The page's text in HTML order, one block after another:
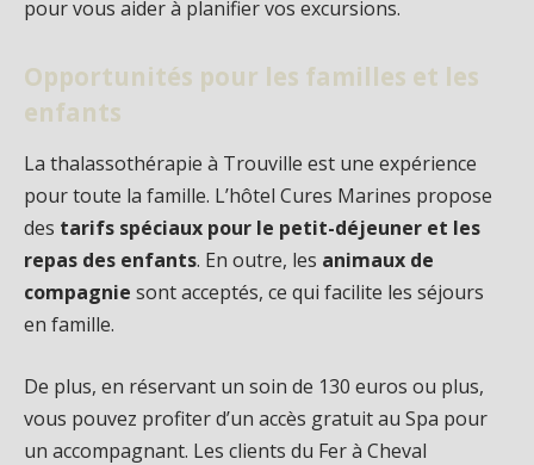
pour vous aider à planifier vos excursions.
Opportunités pour les familles et les
enfants
La thalassothérapie à Trouville est une expérience
pour toute la famille. L’hôtel Cures Marines propose
des tarifs spéciaux pour le petit-déjeuner et les
repas des enfants. En outre, les animaux de
compagnie sont acceptés, ce qui facilite les séjours
en famille.
De plus, en réservant un soin de 130 euros ou plus,
vous pouvez profiter d’un accès gratuit au Spa pour
un accompagnant. Les clients du Fer à Cheval